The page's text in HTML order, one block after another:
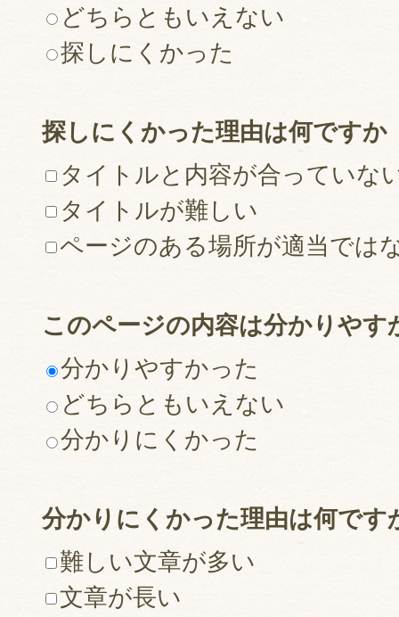
どちらともいえない
探しにくかった
探しにくかった理由は何ですか
タイトルと内容が合っていな
タイトルが難しい
ページのある場所が適当では
このページの内容は分かりやす
分かりやすかった
どちらともいえない
分かりにくかった
分かりにくかった理由は何です
難しい文章が多い
文章が長い